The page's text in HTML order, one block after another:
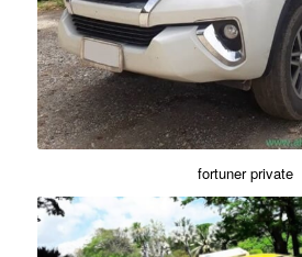
fortuner private